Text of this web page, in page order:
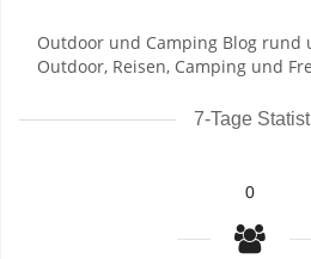
Outdoor und Camping Blog rund
Outdoor, Reisen, Camping und
7-Tage
0